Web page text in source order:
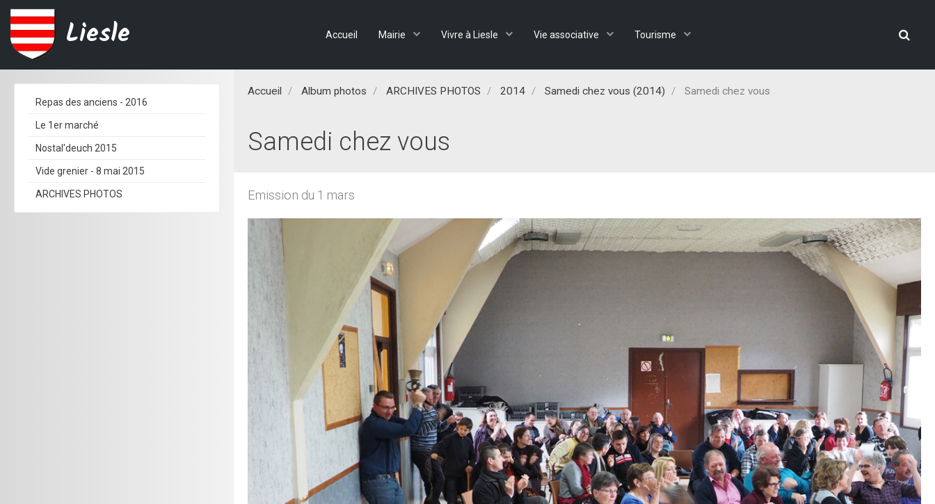
Liesle Accueil Mairie Vivre à Liesle Vie associative Tourisme
Accueil Album photos ARCHIVES PHOTOS 2014 Samedi chez vous (2014) Samedi chez vous
Samedi chez vous
Emission du 1 mars
Repas des anciens - 2016
Le 1er marché
Nostal'deuch 2015
Vide grenier - 8 mai 2015
ARCHIVES PHOTOS